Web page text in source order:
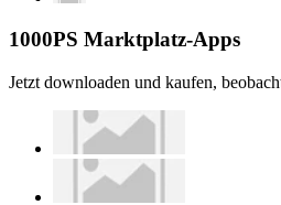
1000PS Marktplatz-Apps
Jetzt downloaden und kaufen,